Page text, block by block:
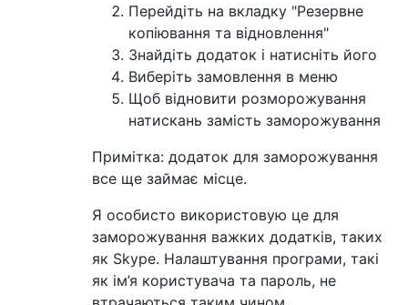
Перейдіть на вкладку "Резервне
копіювання та відновлення"
Знайдіть додаток і натисніть його
Виберіть замовлення в меню
Щоб відновити розморожування
натискань замість заморожування
Примітка: додаток для заморожування
все ще займає місце.
Я особисто використовую це для
заморожування важких додатків, таких
як Skype. Налаштування програми, такі
як ім’я користувача та пароль, не